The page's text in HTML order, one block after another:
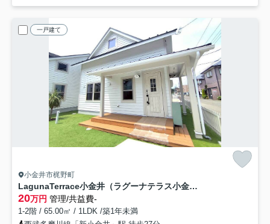
一戸建て
小金井市梶野町
LagunaTerrace小金井（ラグーナテラス小金井）
20万円 管理/共益費-
1-2階 / 65.00㎡ / 1LDK /築1年未満